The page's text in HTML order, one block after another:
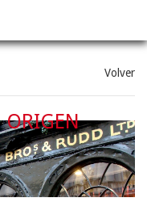
Volver
ORIGEN